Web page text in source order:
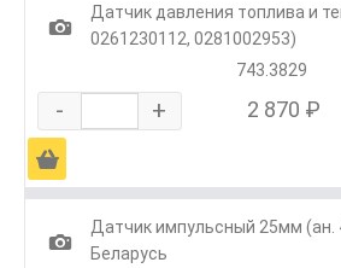
1
Датчик давления топлива и
0261230112, 0281002953)
743.3829
- + 2 870 ₽
Ä
1
Датчик импульсный 25мм (ан.
Беларусь